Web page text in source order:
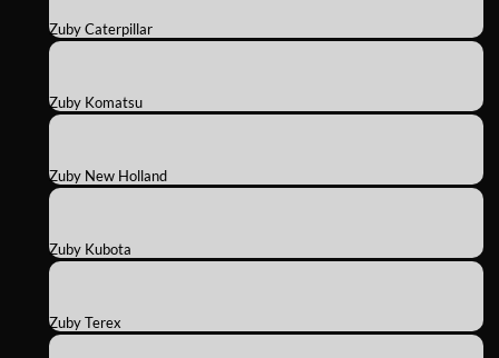
Zuby Caterpillar
Zuby Komatsu
Zuby New Holland
Zuby Kubota
Zuby Terex